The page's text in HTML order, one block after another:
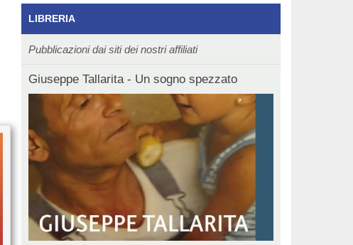
LIBRERIA
Pubblicazioni dai siti dei nostri affiliati
Giuseppe Tallarita - Un sogno spezzato